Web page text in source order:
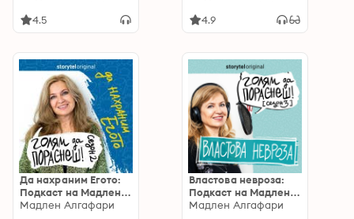
4.5 4.9
Да нахраним Егото:
Подкаст на Мадлен
Алгафари S02E05
Мадлен Алгафари
Властова невроза:
Подкаст на Мадлен
Алгафари S03E01
Мадлен Алгафари